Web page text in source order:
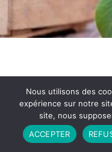
Partenariat
Copyright © 2026 -
Nous utilisons des
expérience sur notre
site, nous
ACCEPTER